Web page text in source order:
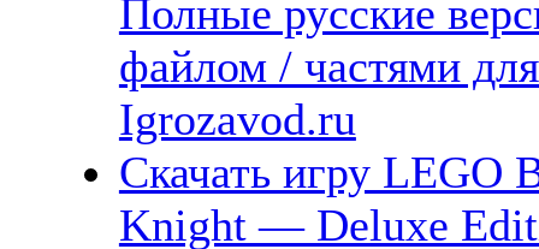
Полные русские
файлом / частями
Igrozavod.ru
Скачать игру LEGO
Knight — Deluxe